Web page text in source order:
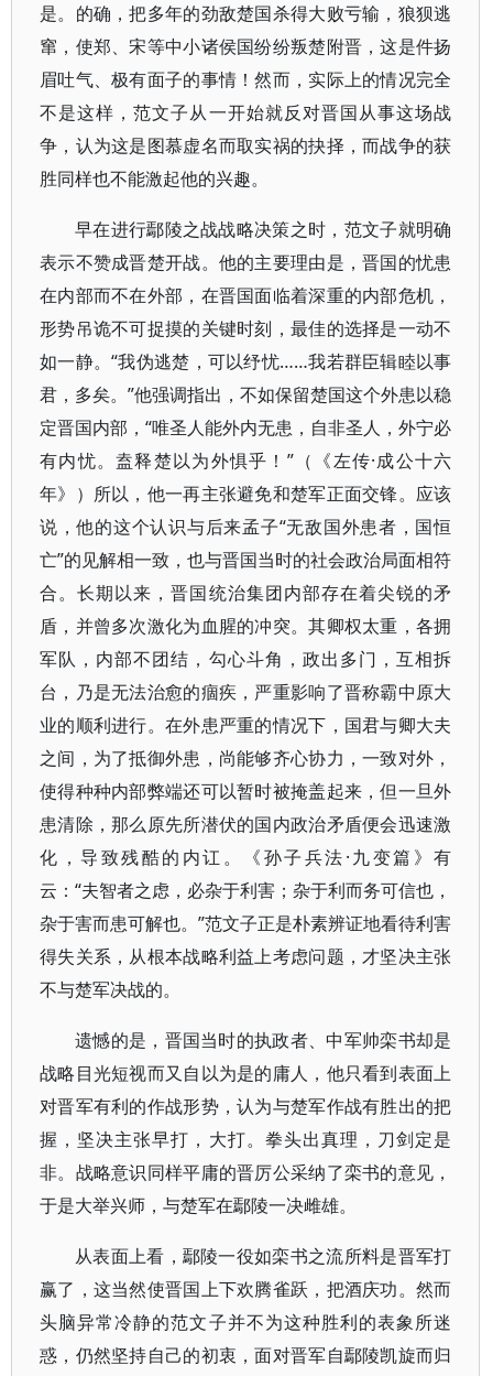
是。的确，把多年的劲敌楚国杀得大败亏输，狼狈逃
窜，使郑、宋等中小诸侯国纷纷叛楚附晋，这是件扬
眉吐气、极有面子的事情！然而，实际上的情况完全
不是这样，范文子从一开始就反对晋国从事这场战
争，认为这是图慕虚名而取实祸的抉择，而战争的获
胜同样也不能激起他的兴趣。
早在进行鄢陵之战战略决策之时，范文子就明确
表示不赞成晋楚开战。他的主要理由是，晋国的忧患
在内部而不在外部，在晋国面临着深重的内部危机，
形势吊诡不可捉摸的关键时刻，最佳的选择是一动不
如一静。“我伪逃楚，可以纾忧……我若群臣辑睦以事
君，多矣。”他强调指出，不如保留楚国这个外患以稳
定晋国内部，“唯圣人能外内无患，自非圣人，外宁必
有内忧。盍释楚以为外惧乎！”（《左传·成公十六
年》）所以，他一再主张避免和楚军正面交锋。应该
说，他的这个认识与后来孟子“无敌国外患者，国恒
亡”的见解相一致，也与晋国当时的社会政治局面相符
合。长期以来，晋国统治集团内部存在着尖锐的矛
盾，并曾多次激化为血腥的冲突。其卿权太重，各拥
军队，内部不团结，勾心斗角，政出多门，互相拆
台，乃是无法治愈的痼疾，严重影响了晋称霸中原大
业的顺利进行。在外患严重的情况下，国君与卿大夫
之间，为了抵御外患，尚能够齐心协力，一致对外，
使得种种内部弊端还可以暂时被掩盖起来，但一旦外
患清除，那么原先所潜伏的国内政治矛盾便会迅速激
化，导致残酷的内讧。《孙子兵法·九变篇》有
云：“夫智者之虑，必杂于利害；杂于利而务可信也，
杂于害而患可解也。”范文子正是朴素辨证地看待利害
得失关系，从根本战略利益上考虑问题，才坚决主张
不与楚军决战的。
遗憾的是，晋国当时的执政者、中军帅栾书却是
战略目光短视而又自以为是的庸人，他只看到表面上
对晋军有利的作战形势，认为与楚军作战有胜出的把
握，坚决主张早打，大打。拳头出真理，刀剑定是
非。战略意识同样平庸的晋厉公采纳了栾书的意见，
于是大举兴师，与楚军在鄢陵一决雌雄。
从表面上看，鄢陵一役如栾书之流所料是晋军打
赢了，这当然使晋国上下欢腾雀跃，把酒庆功。然而
头脑异常冷静的范文子并不为这种胜利的表象所迷
惑，仍然坚持自己的初衷，面对晋军自鄢陵凯旋而归